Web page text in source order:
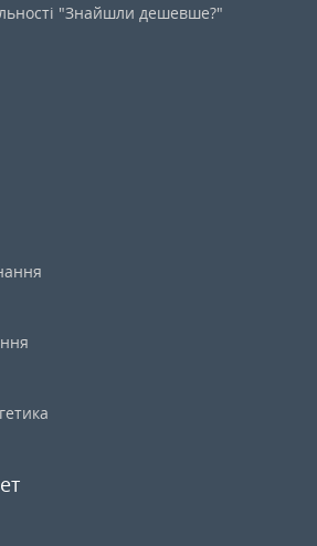
"Знайшли дешевше?"